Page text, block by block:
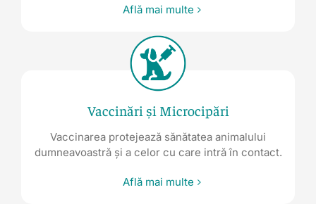
Află mai multe
Vaccinări și Microcipări
Vaccinarea protejează sănătatea animalului
dumneavoastră și a celor cu care intră în contact.
Află mai multe